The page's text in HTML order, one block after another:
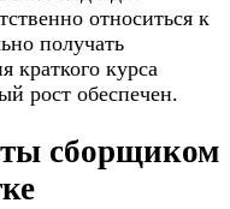
относиться к
получать
краткого курса
рост обеспечен.
сборщиком